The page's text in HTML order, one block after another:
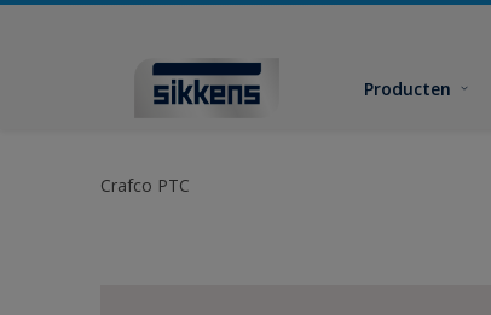
Producten
Crafco PTC